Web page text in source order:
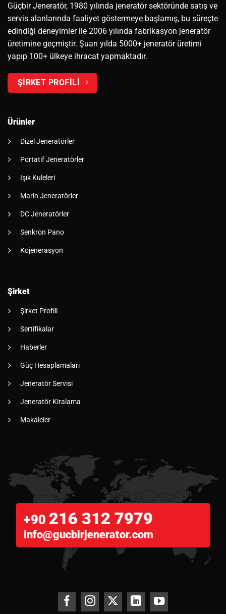
Güçbir Jeneratör, 1980 yılında jeneratör sektöründe satış ve
servis alanlarında faaliyet göstermeye başlamış, bu süreçte
edindiği deneyimler ile 2006 yılında fabrikasyon jeneratör
üretimine geçmiştir. Şuan yılda 5000+ jeneratör üretimi
yapıp 100+ ülkeye ihracat yapmaktadır.
ŞİRKET PROFİLİ
Ürünler
Dizel Jeneratörler
Portatif Jeneratörler
Işık Kuleleri
Marin Jeneratörler
DC Jeneratörler
Senkron Pano
Kojenerasyon
Şirket
Şirket Profili
Sertifikalar
Haberler
Güç Hesaplamaları
Jeneratör Servisi
Jeneratör Kiralama
Makaleler
+90 216 312 7979
info@gucbirjenerator.com